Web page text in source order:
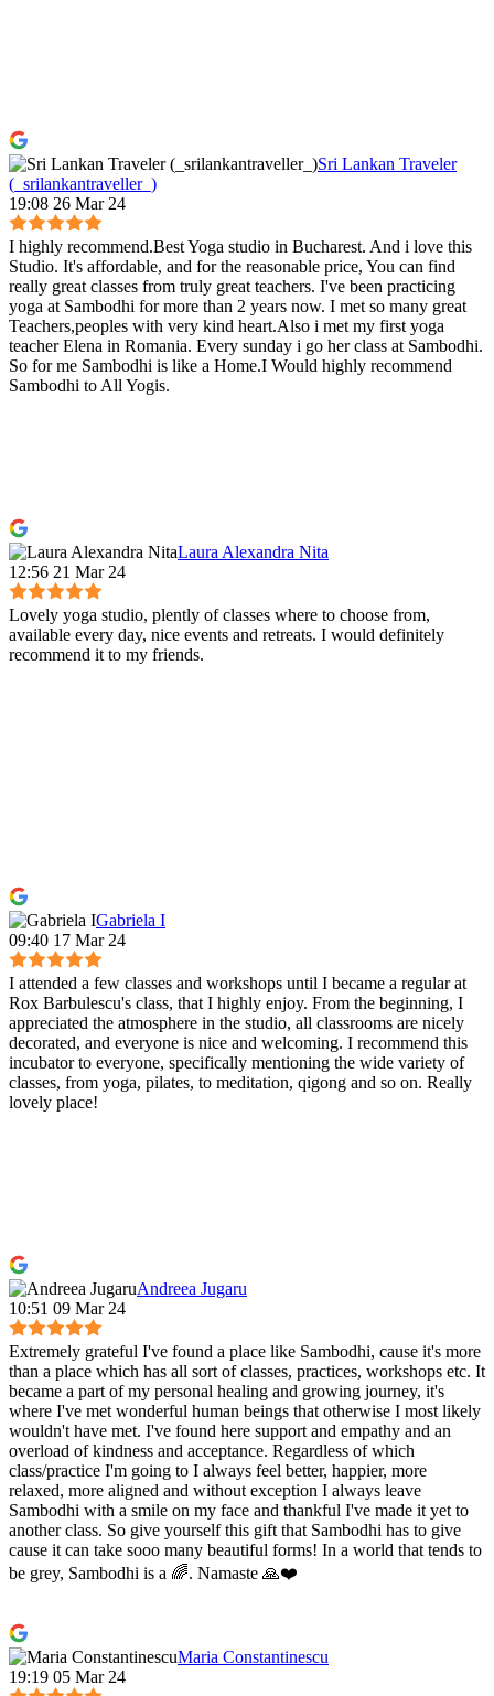
Sri Lankan Traveler
(_srilankantraveller_)
19:08 26 Mar 24
I highly recommend.Best Yoga studio in Bucharest. And i love this
Studio. It's affordable, and for the reasonable price, You can find
really great classes from truly great teachers. I've been practicing
yoga at Sambodhi for more than 2 years now. I met so many great
Teachers,peoples with very kind heart.Also i met my first yoga
teacher Elena in Romania. Every sunday i go her class at Sambodhi.
So for me Sambodhi is like a Home.I Would highly recommend
Sambodhi to All Yogis.
Laura Alexandra Nita
12:56 21 Mar 24
Lovely yoga studio, plently of classes where to choose from,
available every day, nice events and retreats. I would definitely
recommend it to my friends.
Gabriela I
09:40 17 Mar 24
I attended a few classes and workshops until I became a regular at
Rox Barbulescu's class, that I highly enjoy. From the beginning, I
appreciated the atmosphere in the studio, all classrooms are nicely
decorated, and everyone is nice and welcoming. I recommend this
incubator to everyone, specifically mentioning the wide variety of
classes, from yoga, pilates, to meditation, qigong and so on. Really
lovely place!
Andreea Jugaru
10:51 09 Mar 24
Extremely grateful I've found a place like Sambodhi, cause it's more
than a place which has all sort of classes, practices, workshops etc. It
became a part of my personal healing and growing journey, it's
where I've met wonderful human beings that otherwise I most likely
wouldn't have met. I've found here support and empathy and an
overload of kindness and acceptance. Regardless of which
class/practice I'm going to I always feel better, happier, more
relaxed, more aligned and without exception I always leave
Sambodhi with a smile on my face and thankful I've made it yet to
another class. So give yourself this gift that Sambodhi has to give
cause it can take sooo many beautiful forms! In a world that tends to
be grey, Sambodhi is a 🌈. Namaste 🙏❤️
Maria Constantinescu
19:19 05 Mar 24